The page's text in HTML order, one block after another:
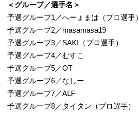
＜グループ／選手名＞
予選グループ1／へーょまは（プロ選手）
予選グループ2／masamasa19
予選グループ3／SAKI（プロ選手）
予選グループ4／むすこ
予選グループ5／OT
予選グループ6／なしー
予選グループ7／ALF
予選グループ8／タイタン（プロ選手）